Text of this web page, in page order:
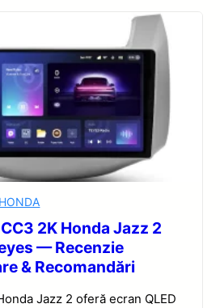
2K Honda Jazz 2
— Recenzie
& Recomandări
Jazz 2 oferă ecran QLED